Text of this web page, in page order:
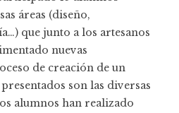
áreas (diseño,
que junto a los artesanos
nuevas
de creación de un
son las diversas
alumnos han realizado